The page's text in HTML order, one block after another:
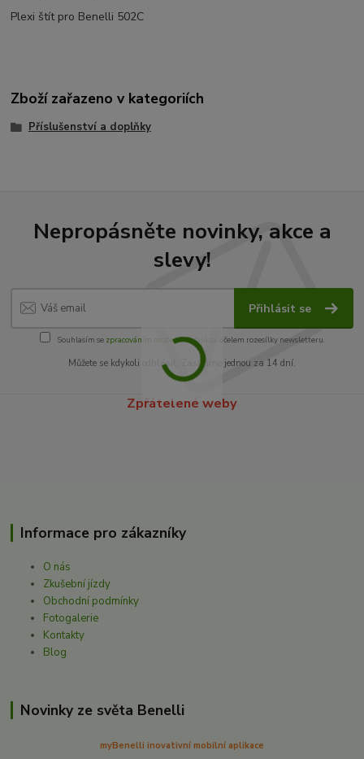
Plexi štít pro Benelli 502C
Zboží zařazeno v kategoriích
Příslušenství a doplňky
Nepropásněte novinky, akce a
slevy!
Přihlásit se
Souhlasím se zpracováním osobních údajů za účelem rozesílky newsletteru.
Můžete se kdykoli odhlásit. Zasíláme jednou za 14 dní.
Zpřátelené weby
Informace pro zákazníky
O nás
Zkušební jízdy
Obchodní podmínky
Fotogalerie
Kontakty
Blog
Novinky ze světa Benelli
myBenelli inovativní mobilní aplikace